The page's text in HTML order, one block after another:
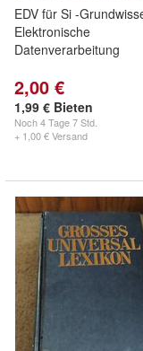
EDV für Si -
Elektronische
Datenverarbeitung
2,00 €
1,99 € Bieten
Noch4 Tage 7 Std.
+ 1,00 € Versand